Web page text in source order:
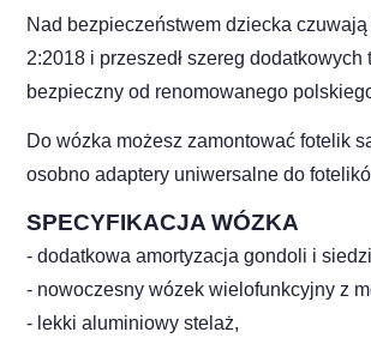
Nad bezpieczeństwem dziecka
2:2018 i przeszedł szereg
bezpieczny od renomowanego
Do wózka możesz zamontować fotelik
osobno adaptery uniwersalne do
SPECYFIKACJA WÓZKA
- dodatkowa amortyzacja gondoli i
- nowoczesny wózek wielofunkcyjny z
- lekki aluminiowy stelaż,